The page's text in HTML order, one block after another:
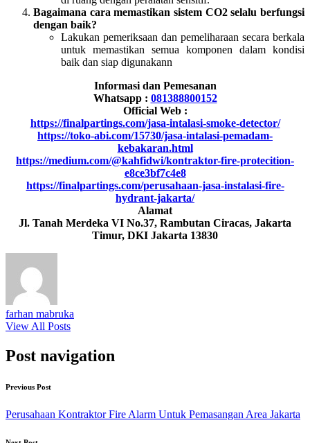
Bagaimana cara memastikan sistem CO2 selalu berfungsi
dengan baik?
Lakukan pemeriksaan dan pemeliharaan secara berkala
untuk memastikan semua komponen dalam kondisi
baik dan siap digunakann
Informasi dan Pemesanan
Whatsapp : 081388800152
Official Web :
https://finalpartings.com/jasa-intalasi-smoke-detector/
https://toko-abi.com/15730/jasa-intalasi-pemadam-
kebakaran.html
https://medium.com/@kahfidwi/kontraktor-fire-protecition-
e8ce3bf7c4e8
https://finalpartings.com/perusahaan-jasa-instalasi-fire-
hydrant-jakarta/
Alamat
Jl. Tanah Merdeka VI No.37, Rambutan Ciracas, Jakarta
Timur, DKI Jakarta 13830
farhan mabruka
View All Posts
Post navigation
Previous Post
Perusahaan Kontraktor Fire Alarm Untuk Pemasangan Area Jakarta